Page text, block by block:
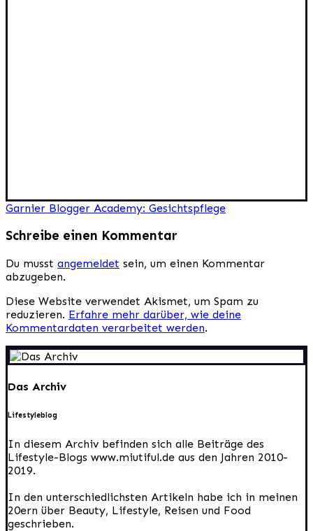
Beitragsnavigation
Garnier Blogger Academy: Gesichtspflege
Schreibe einen Kommentar
Du musst angemeldet sein, um einen Kommentar
abzugeben.
Diese Website verwendet Akismet, um Spam zu
reduzieren. Erfahre mehr darüber, wie deine
Kommentardaten verarbeitet werden.
Das Archiv
Lifestyleblog
In diesem Archiv befinden sich alle Beiträge des
Lifestyle-Blogs www.miutiful.de aus den Jahren 2010-
2019.
In den unterschiedlichsten Artikeln habe ich in meinen
20ern über Beauty, Lifestyle, Reisen und Food
geschrieben.